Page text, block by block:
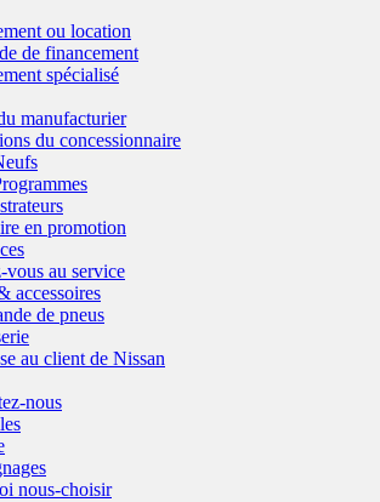
ou location
de financement
spécialisé
manufacturier
du concessionnaire
en promotion
vous au service
accessoires
de pneus
au client de Nissan
nous
nous-choisir